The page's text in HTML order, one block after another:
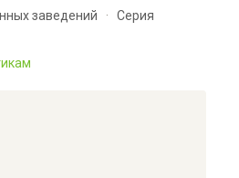
заведений ·
Серия